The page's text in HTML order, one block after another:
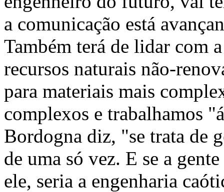
a comunicação está
Também terá de lidar com
recursos naturais não-
para materiais mais
complexos e trabalhamos
Bordogna diz, "se trata de
de uma só vez. E se a
ele, seria a engenharia